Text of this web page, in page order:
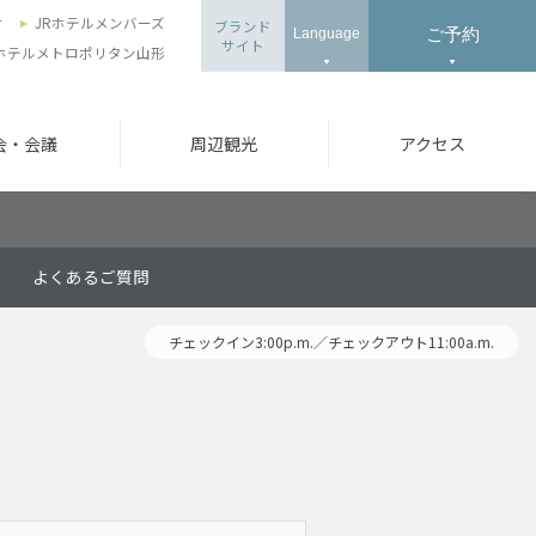
・会議 周辺観光 アクセス
JRホテルメンバーズ
テルメトロポリタン山形
ブランド
サイト
Language ご予約
よくあるご質問
チェックイン3:00p.m.／チェックアウト11:00a.m.